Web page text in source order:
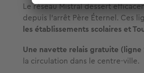
Le réseau Mistral dessert
depuis l’arrêt Père Éternel. Ces
les établissements scolaires et
Une navette relais gratuite (ligne
la circulation dans le centre-ville.